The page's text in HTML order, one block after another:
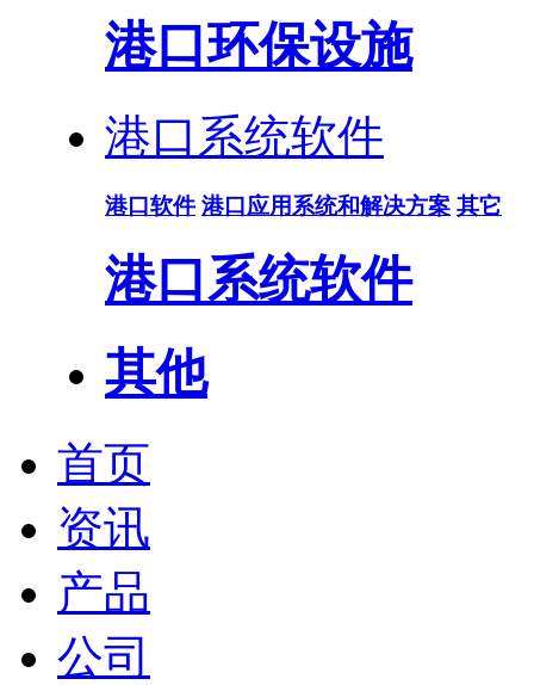
港口环保设施
港口系统软件
港口软件 港口应用系统和解决方案 其它
港口系统软件
其他
首页
资讯
产品
公司